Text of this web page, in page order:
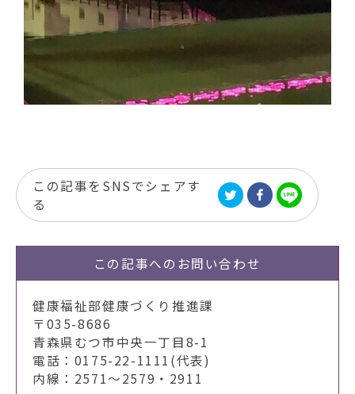
この記事をSNSでシェアす
る
この記事への お問い合わせ
健康福祉部健康づくり推進課
〒035-8686
青森県むつ市中央一丁目8-1
電話：0175-22-1111(代表)
内線：2571～2579・2911